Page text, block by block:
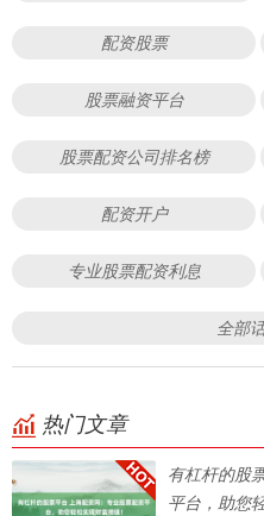
配资股票
股票融资平台
股票配资公司排名榜
配资开户
专业股票配资利息
全部
热门文章
有杠杆的股
平台，助您